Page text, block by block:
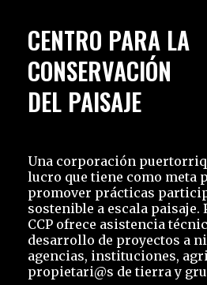
CENTRO PARA LA
CONSERVACIÓN
DEL PAISAJE
Una corporación
lucro que tiene como meta
promover prácticas
sostenible a escala paisaje.
CCP ofrece asistencia
desarrollo de proyectos a
agencias, instituciones,
propietari@s de tierra y